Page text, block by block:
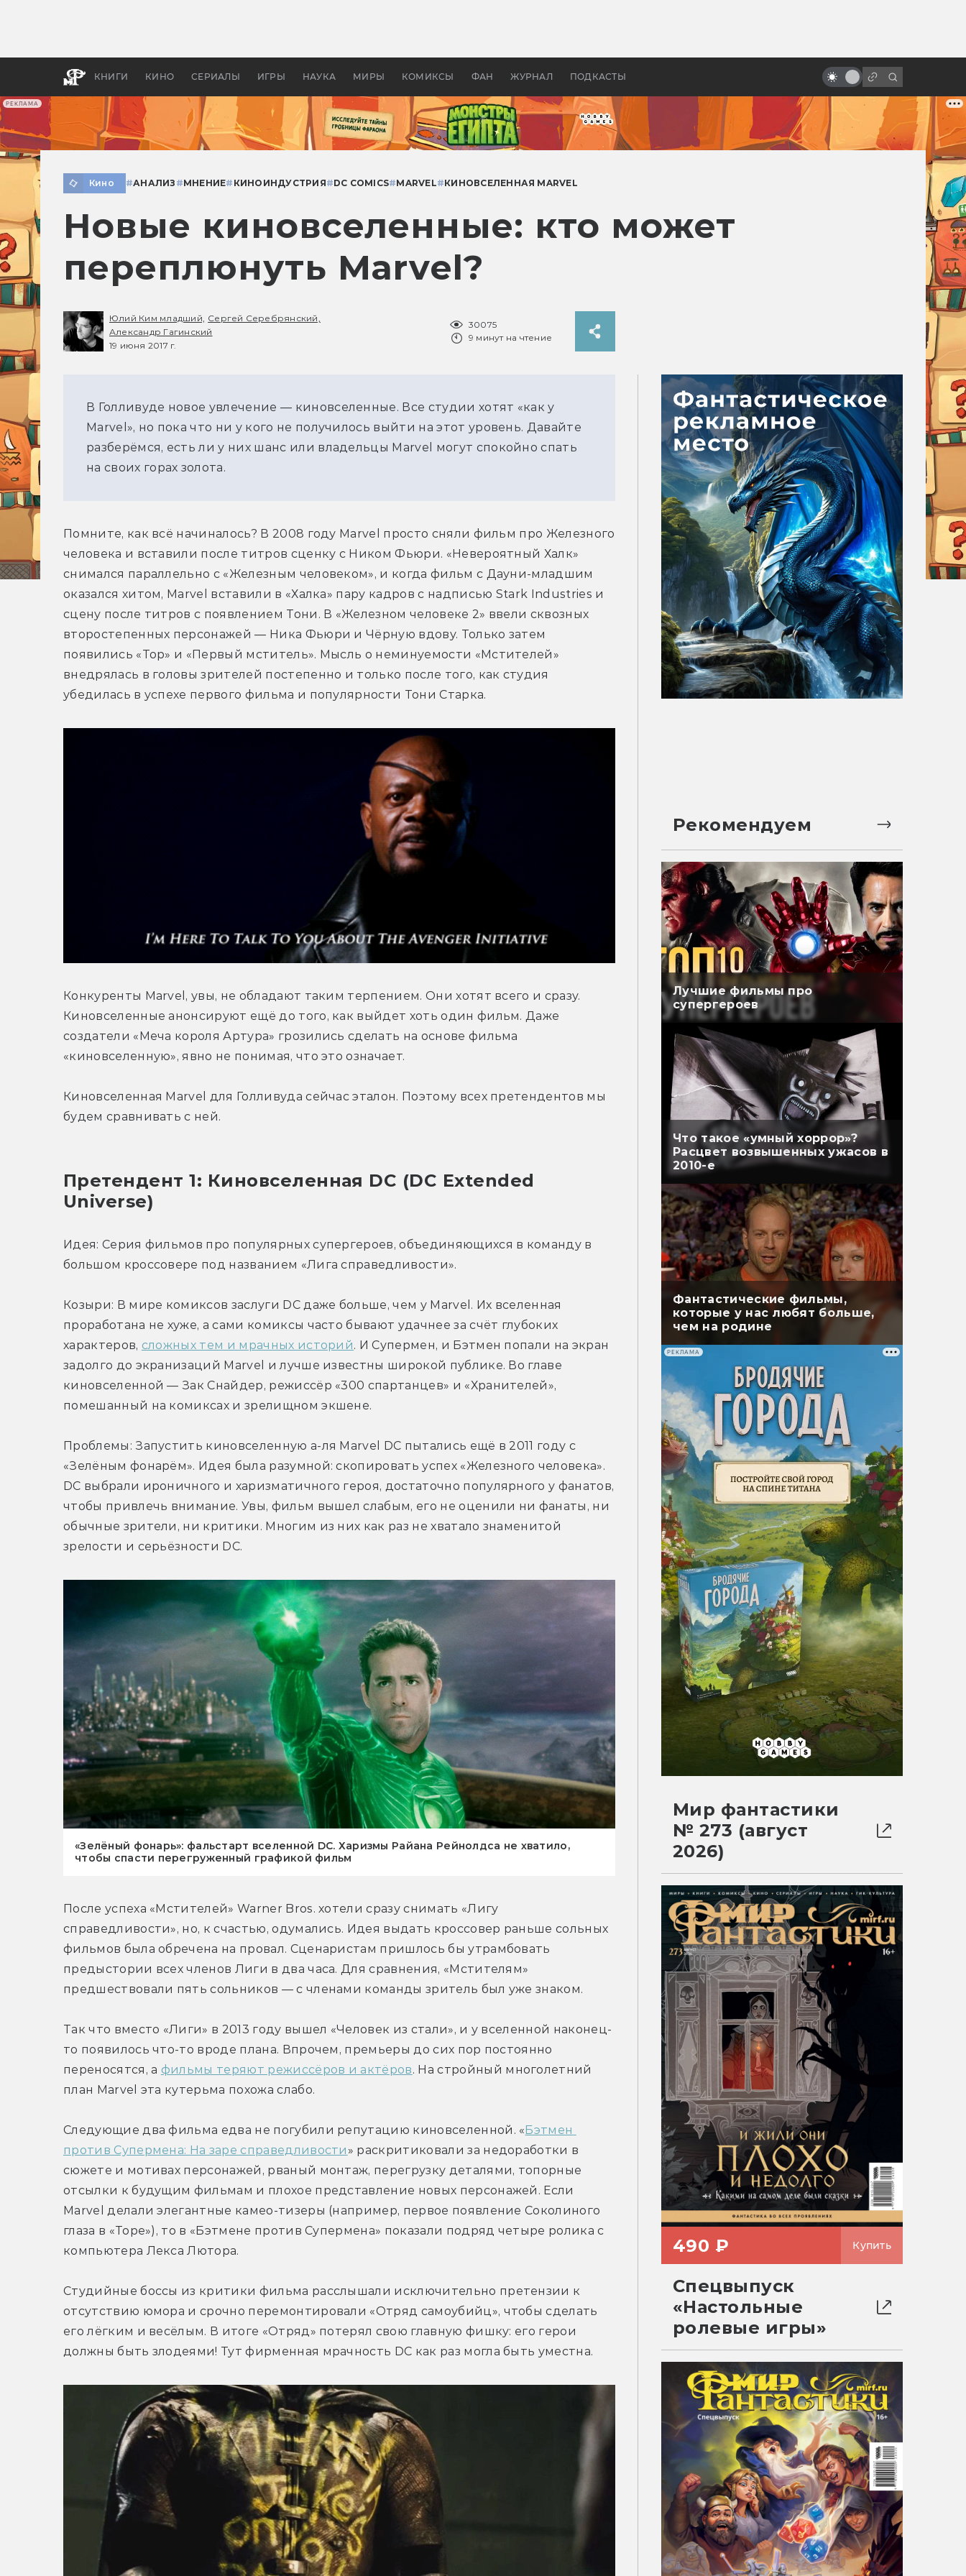
РЕКЛАМА
КНИГИ КИНО СЕРИАЛЫ ИГРЫ НАУКА МИРЫ КОМИКСЫ ФАН ЖУРНАЛ ПОДКАСТЫ
апокалипсис, в России —
бы «Властелина колец»
всего остального фильма
Кино #АНАЛИЗ #МНЕНИЕ# КИНОИНДУСТРИЯ#DC COMICS#MARVEL#КИНОВСЕЛЕННАЯ MARVEL
Новые киновселенные: кто может
переплюнуть Marvel?
Юлий Ким младший, Сергей Серебрянский,
Александр Гагинский
19 июня 2017 г.
30075
9 минут на чтение
В Голливуде новое увлечение — киновселенные. Все студии хотят «как у
Marvel», но пока что ни у кого не получилось выйти на этот уровень. Давайте
разберёмся, есть ли у них шанс или владельцы Marvel могут спокойно спать
на своих горах золота.
Помните, как всё начиналось? В 2008 году Marvel просто сняли фильм про Железного
человека и вставили после титров сценку с Ником Фьюри. «Невероятный Халк»
снимался параллельно с «Железным человеком», и когда фильм с Дауни-младшим
оказался хитом, Marvel вставили в «Халка» пару кадров с надписью Stark Industries и
сцену после титров с появлением Тони. В «Железном человеке 2» ввели сквозных
второстепенных персонажей — Ника Фьюри и Чёрную вдову. Только затем
появились «Тор» и «Первый мститель». Мысль о неминуемости «Мстителей»
внедрялась в головы зрителей постепенно и только после того, как студия
убедилась в успехе первого фильма и популярности Тони Старка.
Конкуренты Marvel, увы, не обладают таким терпением. Они хотят всего и сразу.
Киновселенные анонсируют ещё до того, как выйдет хоть один фильм. Даже
создатели «Меча короля Артура» грозились сделать на основе фильма
«киновселенную», явно не понимая, что это означает.
Киновселенная Marvel для Голливуда сейчас эталон. Поэтому всех претендентов мы
будем сравнивать с ней.
Претендент 1: Киновселенная DC (DC Extended
Universe)
Идея: Серия фильмов про популярных супергероев, объединяющихся в команду в
большом кроссовере под названием «Лига справедливости».
Козыри: В мире комиксов заслуги DC даже больше, чем у Marvel. Их вселенная
проработана не хуже, а сами комиксы часто бывают удачнее за счёт глубоких
характеров, сложных тем и мрачных историй. И Супермен, и Бэтмен попали на экран
задолго до экранизаций Marvel и лучше известны широкой публике. Во главе
киновселенной — Зак Снайдер, режиссёр «300 спартанцев» и «Хранителей»,
помешанный на комиксах и зрелищном экшене.
Проблемы: Запустить киновселенную а-ля Marvel DC пытались ещё в 2011 году с
«Зелёным фонарём». Идея была разумной: скопировать успех «Железного человека».
DC выбрали ироничного и харизматичного героя, достаточно популярного у фанатов,
чтобы привлечь внимание. Увы, фильм вышел слабым, его не оценили ни фанаты, ни
обычные зрители, ни критики. Многим из них как раз не хватало знаменитой
зрелости и серьёзности DC.
«Зелёный фонарь»: фальстарт вселенной DC. Харизмы Райана Рейнолдса не хватило,
чтобы спасти перегруженный графикой фильм
После успеха «Мстителей» Warner Bros. хотели сразу снимать «Лигу
справедливости», но, к счастью, одумались. Идея выдать кроссовер раньше сольных
фильмов была обречена на провал. Сценаристам пришлось бы утрамбовать
предыстории всех членов Лиги в два часа. Для сравнения, «Мстителям»
предшествовали пять сольников — с членами команды зритель был уже знаком.
Так что вместо «Лиги» в 2013 году вышел «Человек из стали», и у вселенной наконец-
то появилось что-то вроде плана. Впрочем, премьеры до сих пор постоянно
переносятся, а фильмы теряют режиссёров и актёров. На стройный многолетний
план Marvel эта кутерьма похожа слабо.
Следующие два фильма едва не погубили репутацию киновселенной. « Бэтмен
против Супермена: На заре справедливости » раскритиковали за недоработки в
сюжете и мотивах персонажей, рваный монтаж, перегрузку деталями, топорные
отсылки к будущим фильмам и плохое представление новых персонажей. Если
Marvel делали элегантные камео-тизеры (например, первое появление Соколиного
глаза в «Торе»), то в «Бэтмене против Супермена» показали подряд четыре ролика с
компьютера Лекса Лютора.
Студийные боссы из критики фильма расслышали исключительно претензии к
отсутствию юмора и срочно перемонтировали «Отряд самоубийц», чтобы сделать
его лёгким и весёлым. В итоге «Отряд» потерял свою главную фишку: его герои
должны быть злодеями! Тут фирменная мрачность DC как раз могла быть уместна.
Рекомендуем
Лучшие фильмы про
супергероев
Что такое «умный хоррор»?
Расцвет возвышенных ужасов в
2010-е
Фантастические фильмы,
которые у нас любят больше,
чем на родине
РЕКЛАМА
Мир фантастики
№ 273 (август
2026)
490 ₽ Купить
Спецвыпуск
«Настольные
ролевые игры»